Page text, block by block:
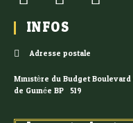
INFOS
Adresse postale
Ministère du Budget
de Guinée BP : 519